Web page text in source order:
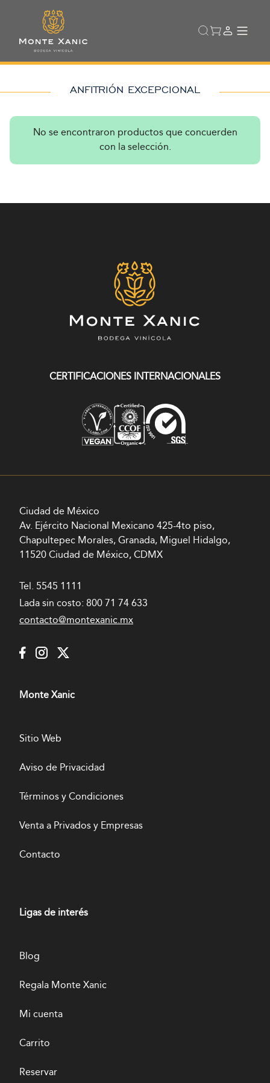
ANFITRIÓN EXCEPCIONAL
No se encontraron productos que concuerden
con la selección.
CERTIFICACIONES INTERNACIONALES
Ciudad de México
Av. Ejército Nacional Mexicano 425-4to piso,
Chapultepec Morales, Granada, Miguel Hidalgo,
11520 Ciudad de México, CDMX
Tel. 5545 1111
Lada sin costo: 800 71 74 633
contacto@montexanic.mx
Monte Xanic
Sitio Web
Aviso de Privacidad
Términos y Condiciones
Venta a Privados y Empresas
Contacto
Ligas de interés
Blog
Regala Monte Xanic
Mi cuenta
Carrito
Reservar